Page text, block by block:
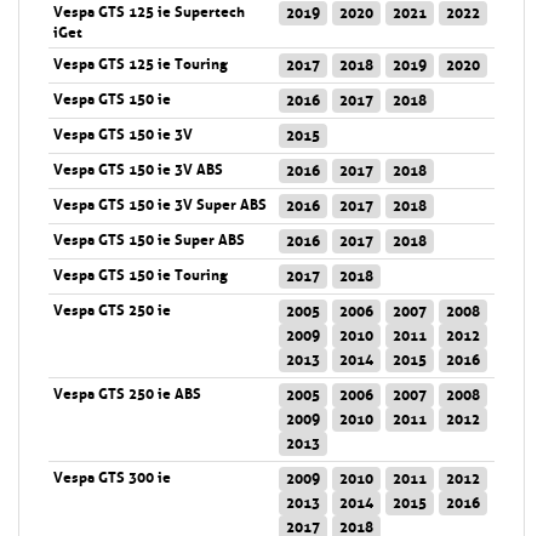
Vespa GTS 125 ie Supertech
iGet
2019 2020 2021 2022
Vespa GTS 125 ie Touring 2017 2018 2019
2020
Vespa GTS 150 ie
2016 2017
2018
Vespa GTS 150 ie 3V
2015
Vespa GTS 150 ie 3V ABS
2016 2017
2018
Vespa GTS 150 ie 3V Super ABS
2016 2017
2018
Vespa GTS 150 ie Super ABS
2016 2017
2018
Vespa GTS 150 ie Touring
2017
2018
Vespa GTS 250 ie
2005 2006 2007
2008
2009
2010 2011
2012
2013
2014 2015
2016
Vespa GTS 250 ie ABS
2005 2006 2007
2008
2009
2010 2011
2012
2013
Vespa GTS 300 ie
2009 2010 2011
2012
2013
2014 2015
2016
2017
2018